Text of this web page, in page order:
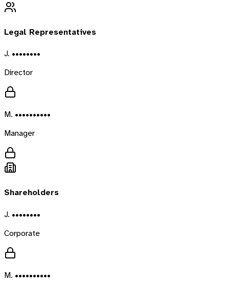
Legal Representatives
J. ••••••••
Director
M. ••••••••••
Manager
Shareholders
J. ••••••••
Corporate
M. ••••••••••